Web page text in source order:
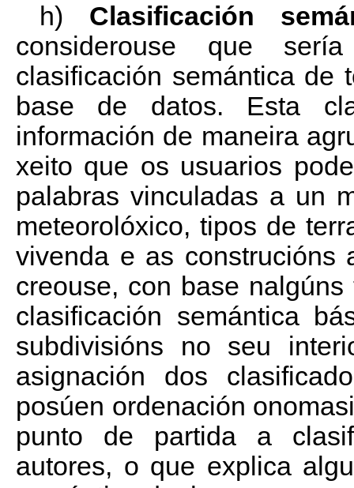
h) Clasificación
considerouse que
clasificación semántica de
base de datos. Esta
información de maneira
xeito que os usuarios
palabras vinculadas a un
meteorolóxico, tipos de
vivenda e as construcións
creouse, con base
clasificación semántica
subdivisións no seu
asignación dos
posúen ordenación
punto de partida a
autores, o que explica